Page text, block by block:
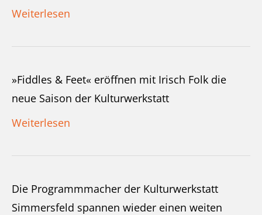
Weiterlesen
»Fiddles & Feet« eröffnen mit Irisch Folk die
neue Saison der Kulturwerkstatt
Weiterlesen
Die Programmmacher der Kulturwerkstatt
Simmersfeld spannen wieder einen weiten